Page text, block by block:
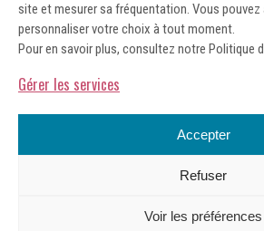
site et mesurer sa fréquentation. Vous pouvez
personnaliser votre choix à tout moment.
Pour en savoir plus, consultez notre Politique
Gérer les services
Accepter
Refuser
Voir les préférences
Gérer les cookies